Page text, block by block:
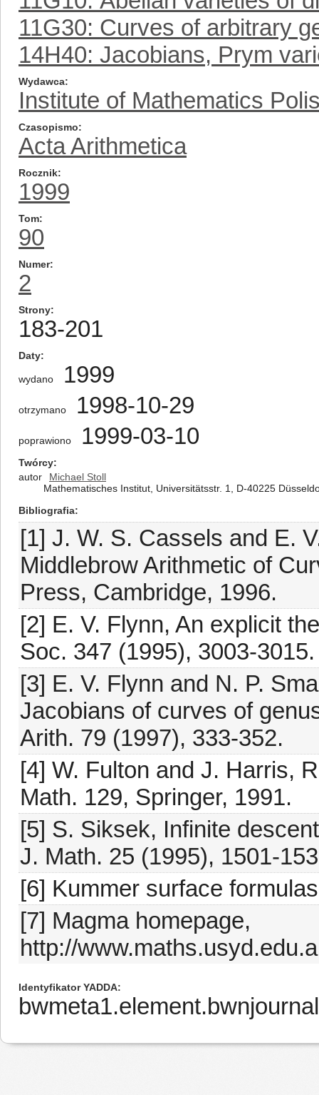
11G30: Curves of arbitrary
14H40: Jacobians, Prym
Wydawca
Institute of Mathematics
Czasopismo
Acta Arithmetica
Rocznik
1999
Tom
90
Numer
2
Strony
183-201
Daty
wydano 1999
otrzymano 1998-10-29
poprawiono 1999-03-10
Twórcy
autor
Michael Stoll
Mathematisches Institut, Universitätsstr. 1, D-40225
Bibliografia
[1] J. W. S. Cassels and E.
Middlebrow Arithmetic of
Press, Cambridge, 1996.
[2] E. V. Flynn, An explicit
Soc. 347 (1995), 3003-3015.
[3] E. V. Flynn and N. P.
Jacobians of curves of
Arith. 79 (1997), 333-352.
[4] W. Fulton and J. Harris,
Math. 129, Springer, 1991.
[5] S. Siksek, Infinite
J. Math. 25 (1995), 1501-
[6] Kummer surface
[7] Magma homepage,
http://
Identyfikator YADDA